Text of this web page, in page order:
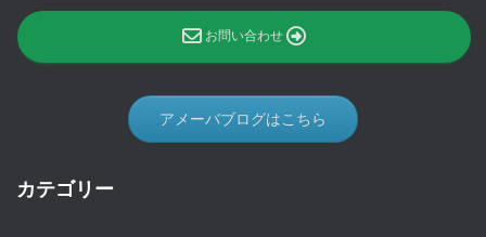
お問い合わせ
アメーバブログはこちら
カテゴリー